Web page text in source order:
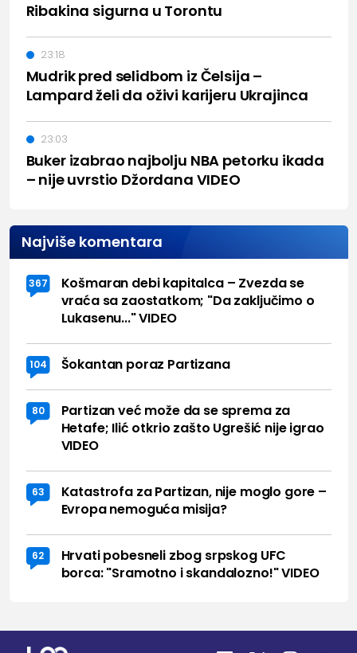
Ribakina sigurna u Torontu
Mudrik pred selidbom iz Čelsija –
Lampard želi da oživi karijeru Ukrajinca
23:18
Buker izabrao najbolju NBA petorku ikada
– nije uvrstio Džordana VIDEO
23:03
Najviše komentara
367
Košmaran debi kapitalca – Zvezda se
vraća sa zaostatkom; "Da zaključimo o
Lukasenu..." VIDEO
104 Šokantan poraz Partizana
80
Partizan već može da se sprema za
Hetafe; Ilić otkrio zašto Ugrešić nije igrao
VIDEO
63
Katastrofa za Partizan, nije moglo gore –
Evropa nemoguća misija?
62
Hrvati pobesneli zbog srpskog UFC
borca: "Sramotno i skandalozno!" VIDEO